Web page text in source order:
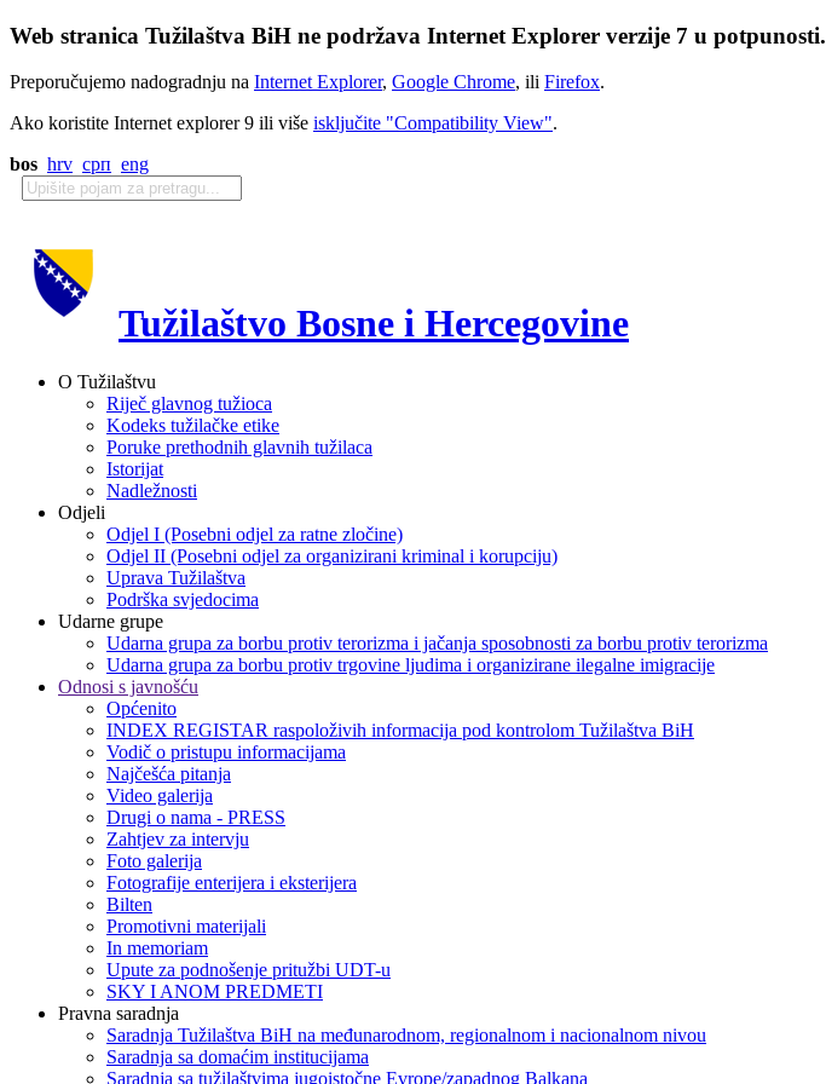
Web stranica Tužilaštva BiH ne podržava Internet Explorer verzije 7 u potpunosti.
Preporučujemo nadogradnju na Internet Explorer, Google Chrome, ili Firefox.
Ako koristite Internet explorer 9 ili više isključite "Compatibility View".
bos hrv срп eng
Tužilaštvo Bosne i Hercegovine
O Tužilaštvu
Riječ glavnog tužioca
Kodeks tužilačke etike
Poruke prethodnih glavnih tužilaca
Istorijat
Nadležnosti
Odjeli
Odjel I (Posebni odjel za ratne zločine)
Odjel II (Posebni odjel za organizirani kriminal i korupciju)
Uprava Tužilaštva
Podrška svjedocima
Udarne grupe
Udarna grupa za borbu protiv terorizma i jačanja sposobnosti za borbu protiv terorizma
Udarna grupa za borbu protiv trgovine ljudima i organizirane ilegalne imigracije
Odnosi s javnošću
Općenito
INDEX REGISTAR raspoloživih informacija pod kontrolom Tužilaštva BiH
Vodič o pristupu informacijama
Najčešća pitanja
Video galerija
Drugi o nama - PRESS
Zahtjev za intervju
Foto galerija
Fotografije enterijera i eksterijera
Bilten
Promotivni materijali
In memoriam
Upute za podnošenje pritužbi UDT-u
SKY I ANOM PREDMETI
Pravna saradnja
Saradnja Tužilaštva BiH na međunarodnom, regionalnom i nacionalnom nivou
Saradnja sa domaćim institucijama
Saradnja sa tužilaštvima jugoistočne Evrope/zapadnog Balkana